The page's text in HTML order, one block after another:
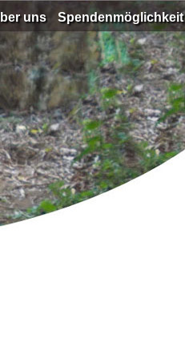
uns Spendenmöglichkeit